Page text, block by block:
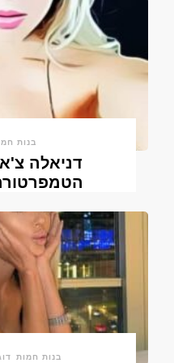
בנות
דניאלה
בנות חמות